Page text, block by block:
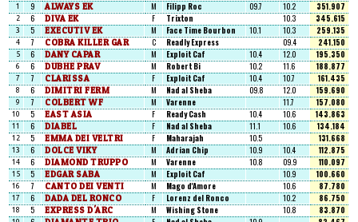
1 9 ALWAYS EK M Filipp Roc 09.7 10.2 351.907
2 6 DIVA EK F Trixton 10.3 345.615
3 5 EXECUTIV EK M Face Time Bourbon 10.1 10.3 259.135
4 7 COBRA KILLER GAR C Readly Express 09.4 241.150
5 6 DANY CAPAR M Exploit Caf 10.4 12.0 195.350
6 6 DUBHE PRAV M Robert Bi 10.2 11.6 188.877
7 7 CLARISSA F Exploit Caf 10.4 10.7 161.435
8 6 DIMITRI FERM M Nad al Sheba 09.8 12.0 159.690
9 7 COLBERT WF M Varenne 11.7 157.080
10 5 EAST ASIA F Ready Cash 10.4 10.6 143.863
11 6 DIABEL F Nad al Sheba 11.1 10.6 134.184
12 5 EMMA DEI VELTRI F Maharajah 10.5 131.668
13 6 DOLCE VIKY M Adrian Chip 10.9 10.4 112.875
14 6 DIAMOND TRUPPO M Varenne 10.8 09.9 110.097
15 5 EDGAR SABA M Exploit Caf 10.9 100.660
16 7 CANTO DEI VENTI M Mago d'Amore 10.6 87.780
17 6 DADA DEL RONCO F Lorenz del Ronco 10.2 86.750
18 5 EXPRESS D'ARC M Wishing Stone 10.8 83.870